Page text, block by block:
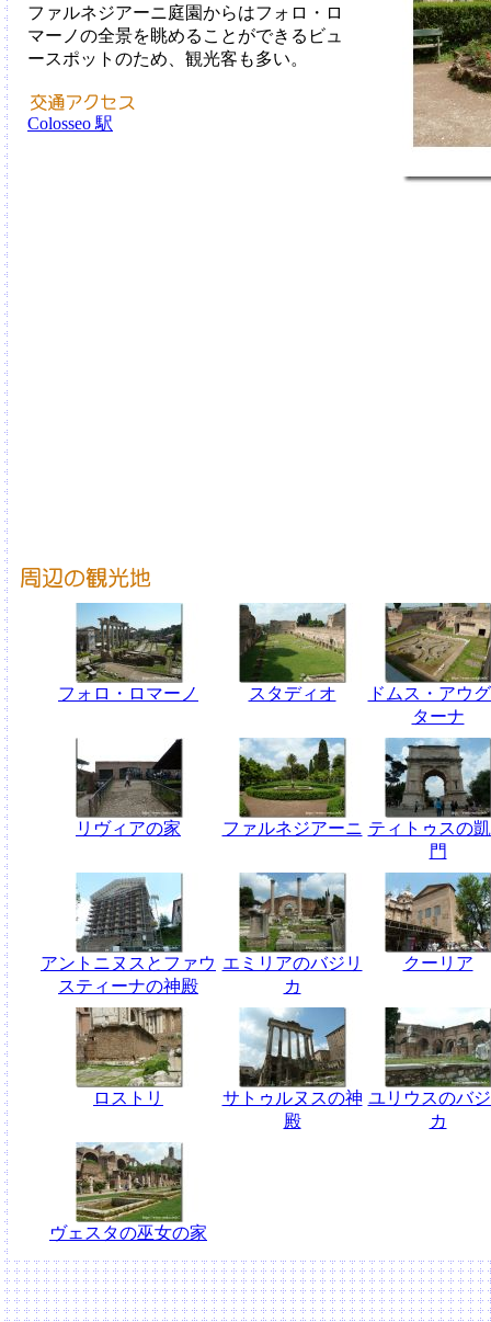
ファルネジアーニ庭園からはフォロ・ロ
マーノの全景を眺めることができるビュ
ースポットのため、観光客も多い。
Colosseo 駅
フォロ・ロマーノ スタディオ
ドムス・アウ
ターナ
リヴィアの家 ファルネジアーニ ティトゥスの
門
アントニヌスとファウ
スティーナの神殿
エミリアのバジリ
カ
クーリア
ロストリ
サトゥルヌスの神
殿
ユリウスのバ
カ
ヴェスタの巫女の家